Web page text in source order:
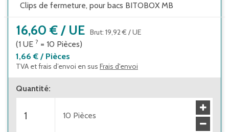
Clips de fermeture, pour bacs BITOBOX MB
16,60 € / UE Brut: 19,92 € /UE
(1 UE ? = 10 Pièces)
1,66 € / Pièces
TVA et frais d’envoi en sus Frais d'envoi
Quantité:
10 Pièces